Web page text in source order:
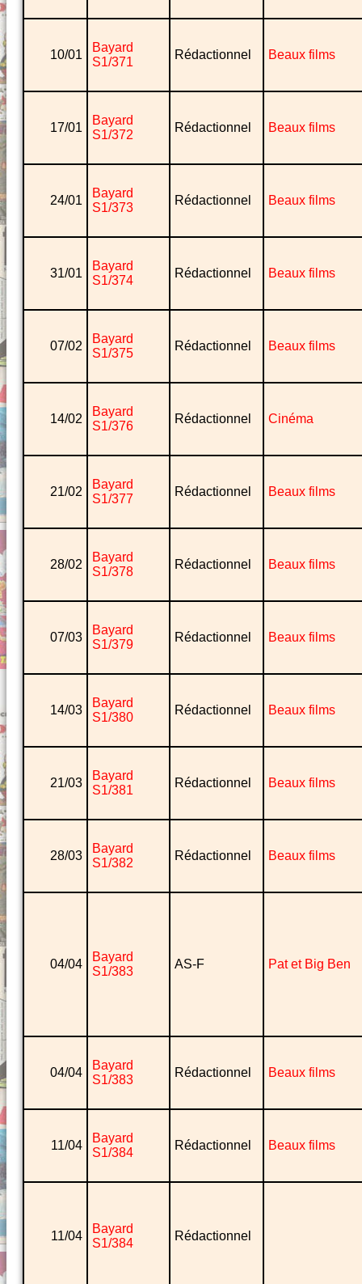
10/01
Bayard
S1/371
Rédactionnel Beaux films
17/01
Bayard
S1/372
Rédactionnel Beaux films
24/01
Bayard
S1/373
Rédactionnel Beaux films
31/01
Bayard
S1/374
Rédactionnel Beaux films
07/02
Bayard
S1/375
Rédactionnel Beaux films
14/02
Bayard
S1/376
Rédactionnel Cinéma
21/02
Bayard
S1/377
Rédactionnel Beaux films
28/02
Bayard
S1/378
Rédactionnel Beaux films
07/03
Bayard
S1/379
Rédactionnel Beaux films
14/03
Bayard
S1/380
Rédactionnel Beaux films
21/03
Bayard
S1/381
Rédactionnel Beaux films
28/03
Bayard
S1/382
Rédactionnel Beaux films
04/04
Bayard
S1/383
AS-F Pat et Big Ben
04/04
Bayard
S1/383
Rédactionnel Beaux films
11/04
Bayard
S1/384
Rédactionnel Beaux films
11/04
Bayard
S1/384
Rédactionnel